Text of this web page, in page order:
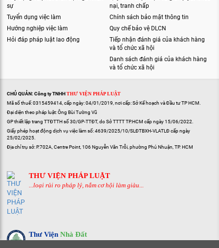
sự
Tuyển dụng việc làm
Hướng nghiệp việc làm
Hỏi đáp pháp luật lao động
nại, tranh chấp
Chính sách bảo mật thông tin
Quy chế bảo vệ DLCN
Tiếp nhận đánh giá của khách hàng
và tổ chức xã hội
Danh sách đánh giá của khách hàng
và tổ chức xã hội
CHỦ QUẢN: Công ty TNHHTHƯ VIỆN PHÁP LUẬT
Mã số thuế: 0315459414, cấp ngày: 04/01/2019, nơi cấp: Sở Kế hoạch và Đầu tư TP HCM.
Đại diện theo pháp luật: Ông Bùi Tường Vũ
GP thiết lập trang TTĐTTH số 30/GP-TTĐT, do Sở TTTT TP.HCM cấp ngày 15/06/2022.
Giấy phép hoạt động dịch vụ việc làm số: 4639/2025/10/SLĐTBXH-VLATLĐ cấp ngày
25/02/2025.
Địa chỉ trụ sở: P.702A, Centre Point, 106 Nguyễn Văn Trỗi, phường Phú Nhuận, TP. HCM
THƯ VIỆN PHÁP LUẬT
...loại rủi ro pháp lý, nắm cơ hội làm giàu...
Thư Viện Nhà Đất